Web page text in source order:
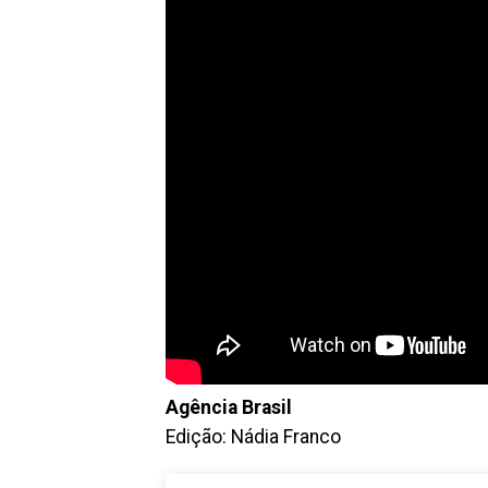
Agência Brasil
Edição: Nádia Franco